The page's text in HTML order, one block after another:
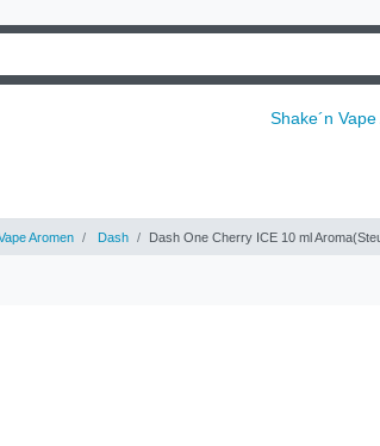
Shake´n
Aromen Dash Dash One Cherry ICE 10 ml